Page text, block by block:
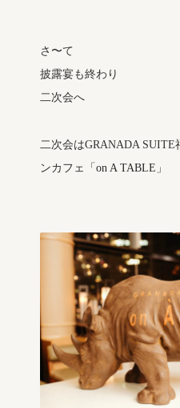
さ〜て
披露宴も終わり
二次会へ
二次会はGRANADA SUITE
ンカフェ「 on A TABLE 」